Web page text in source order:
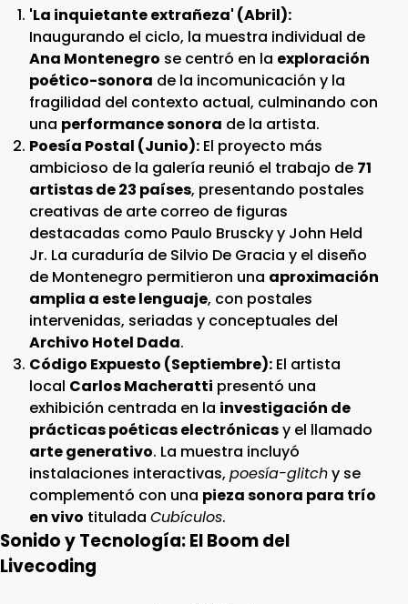
'La inquietante extrañeza' (Abril):
Inaugurando el ciclo, la muestra individual de
Ana Montenegro se centró en la exploración
poético-sonora de la incomunicación y la
fragilidad del contexto actual, culminando con
una performance sonora de la artista.
Poesía Postal (Junio): El proyecto más
ambicioso de la galería reunió el trabajo de 71
artistas de 23 países, presentando postales
creativas de arte correo de figuras
destacadas como Paulo Bruscky y John Held
Jr. La curaduría de Silvio De Gracia y el diseño
de Montenegro permitieron una aproximación
amplia a este lenguaje, con postales
intervenidas, seriadas y conceptuales del
Archivo Hotel Dada.
Código Expuesto (Septiembre): El artista
local Carlos Macheratti presentó una
exhibición centrada en la investigación de
prácticas poéticas electrónicasy el llamado
arte generativo. La muestra incluyó
instalaciones interactivas, poesía-glitchy se
complementó con una pieza sonora para trío
en vivo titulada Cubículos.
Sonido y Tecnología: El Boom del
Livecoding